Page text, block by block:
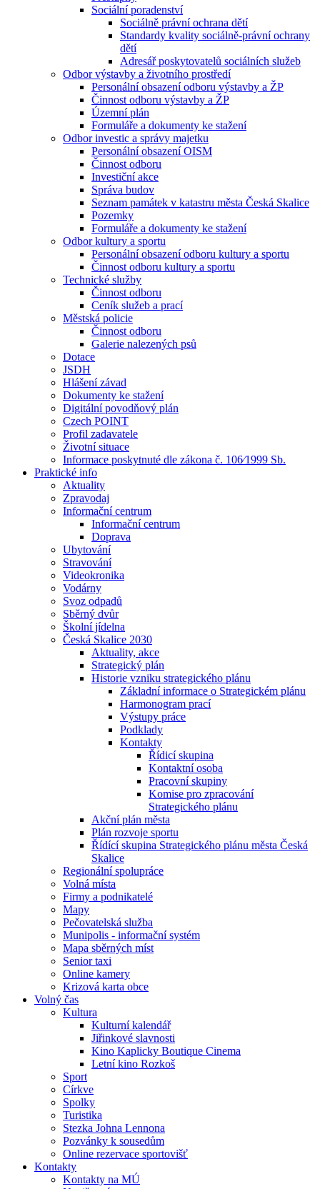
Sociální poradenství
Sociálně právní ochrana dětí
Standardy kvality sociálně-právní ochrany
dětí
Adresář poskytovatelů sociálních služeb
Odbor výstavby a životního prostředí
Personální obsazení odboru výstavby a ŽP
Činnost odboru výstavby a ŽP
Územní plán
Formuláře a dokumenty ke stažení
Odbor investic a správy majetku
Personální obsazení OISM
Činnost odboru
Investiční akce
Správa budov
Seznam památek v katastru města Česká Skalice
Pozemky
Formuláře a dokumenty ke stažení
Odbor kultury a sportu
Personální obsazení odboru kultury a sportu
Činnost odboru kultury a sportu
Technické služby
Činnost odboru
Ceník služeb a prací
Městská policie
Činnost odboru
Galerie nalezených psů
Dotace
JSDH
Hlášení závad
Dokumenty ke stažení
Digitální povodňový plán
Czech POINT
Profil zadavatele
Životní situace
Informace poskytnuté dle zákona č. 106⁄1999 Sb.
Praktické info
Aktuality
Zpravodaj
Informační centrum
Informační centrum
Doprava
Ubytování
Stravování
Videokronika
Vodárny
Svoz odpadů
Sběrný dvůr
Školní jídelna
Česká Skalice 2030
Aktuality, akce
Strategický plán
Historie vzniku strategického plánu
Základní informace o Strategickém plánu
Harmonogram prací
Výstupy práce
Podklady
Kontakty
Řídicí skupina
Kontaktní osoba
Pracovní skupiny
Komise pro zpracování
Strategického plánu
Akční plán města
Plán rozvoje sportu
Řídící skupina Strategického plánu města Česká
Skalice
Regionální spolupráce
Volná místa
Firmy a podnikatelé
Mapy
Pečovatelská služba
Munipolis - informační systém
Mapa sběrných míst
Senior taxi
Online kamery
Krizová karta obce
Volný čas
Kultura
Kulturní kalendář
Jiřinkové slavnosti
Kino Kaplicky Boutique Cinema
Letní kino Rozkoš
Sport
Církve
Spolky
Turistika
Stezka Johna Lennona
Pozvánky k sousedům
Online rezervace sportovišť
Kontakty
Kontakty na MÚ